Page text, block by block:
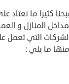
كثيرا ما نعتاد
المنازل و
التي تعمل
ما يلي :